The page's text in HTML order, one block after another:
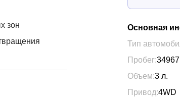
зон
Основная
Тип
Пробег:34967
Объем:3 л.
Привод:4WD